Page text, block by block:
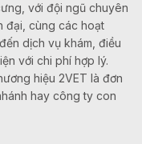
với đội ngũ chuyên
đại, cùng các hoạt
dịch vụ khám, điều
với chi phí hợp lý.
hiệu 2VET là đơn
hay công ty con